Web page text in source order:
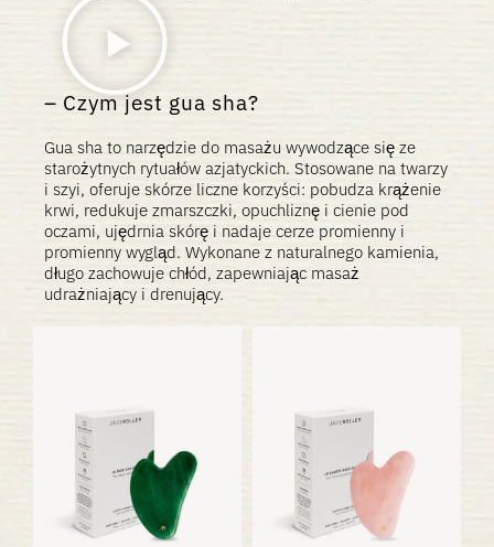
Czym jest gua sha?
Gua sha to narzędzie do masażu wywodzące się ze
starożytnych rytuałów azjatyckich. Stosowane na twarzy
i szyi, oferuje skórze liczne korzyści: pobudza krążenie
krwi, redukuje zmarszczki, opuchliznę i cienie pod
oczami, ujędrnia skórę i nadaje cerze promienny i
promienny wygląd. Wykonane z naturalnego kamienia,
długo zachowuje chłód, zapewniając masaż
udrażniający i drenujący.